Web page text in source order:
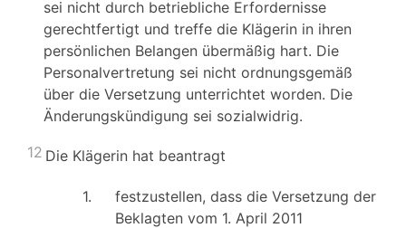
sei nicht durch betriebliche Erfordernisse
gerechtfertigt und treffe die Klägerin in ihren
persönlichen Belangen übermäßig hart. Die
Personalvertretung sei nicht ordnungsgemäß
über die Versetzung unterrichtet worden. Die
Änderungskündigung sei sozialwidrig.
12 Die Klägerin hat beantragt
1.
festzustellen, dass die Versetzung der
Beklagten vom 1. April 2011